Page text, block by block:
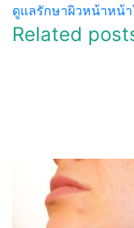
ดูแลรักษาผิวหน้าหน้า
Related